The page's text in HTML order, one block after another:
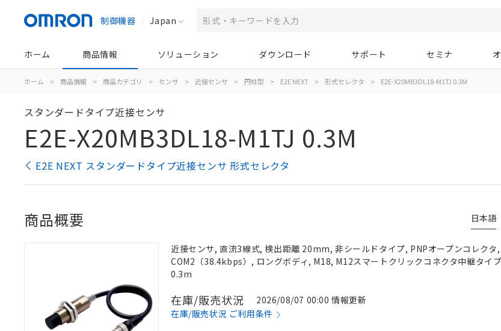
制御機器 Japan
ホーム 商品情報 ソリューション ダウンロード サポート セミナ
ホーム > 商品情報 > 商品カテゴリ > センサ > 近接センサ > 円柱型 > E2E NEXT > 形式セレクタ > E2E-X20MB3DL18-M1TJ 0.3M
スタンダードタイプ近接センサ
E2E-X20MB3DL18-M1TJ 0.3M
E2E NEXT スタンダードタイプ近接センサ 形式セレクタ
日本語
商品概要
近接センサ, 直流3線式, 検出距離 20mm, 非シールドタイプ, PNPオープンコレクタ,
COM2（38.4kbps）, ロングボディ, M18, M12スマートクリックコネクタ中継タイ
0.3m
在庫/販売状況
2026/08/07 00:00 情報更新
在庫/販売状況 ご利用条件